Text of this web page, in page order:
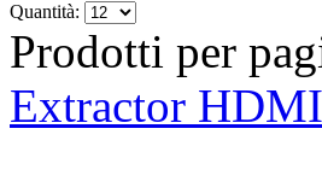
Quantità:
Prodotti per
Extractor